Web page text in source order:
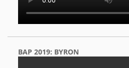
BAP 2019: BYRON